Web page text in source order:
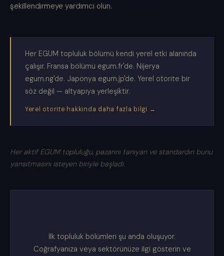
şekillendirmeye yardımcı olun.
Her EGUM topluluk bölümü kendi yerel etki alanında
çalışır. Fransa bölümü egum.fr'de. Nijerya
egum.ng'de. Japonya egum.jp'de. Yerel otorite bir
söz değil — altyapıya yerleşiktir.
Yerel otorite hakkında daha fazla bilgi →
Her aktif EGUM topluluğu, pazarını tanıyan ve standardın bunu
yansıtmasını isteyen biriyle başladı.
İlk topluluk bölümleri şu anda oluşuyor.
Coğrafyanıza veya sektörünüze ilgi gösterin ve